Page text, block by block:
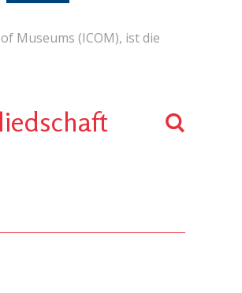
Museums (ICOM), ist die